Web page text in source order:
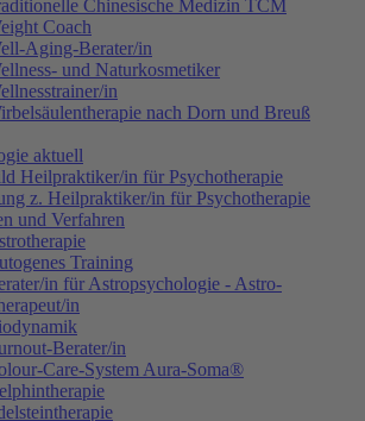
Chinesische Medizin TCM
Coach
Aging-Berater/in
und Naturkosmetiker
in
nach Dorn und Breuß
aktuell
Heilpraktiker/in für Psychotherapie
z. Heilpraktiker/in für Psychotherapie
und Verfahren
Training
in für Astropsychologie - Astro-
in
Berater/in
Care-System Aura-Soma®